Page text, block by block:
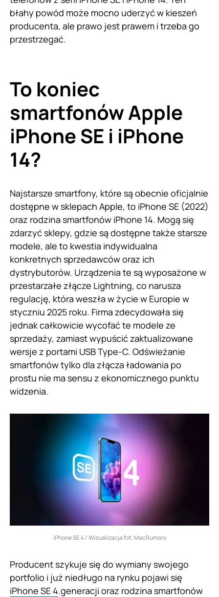
błahy powód może mocno uderzyć w kieszeń
producenta, ale prawo jest prawem i trzeba go
przestrzegać.
To koniec
smartfonów Apple
iPhone SE i iPhone
14?
Najstarsze smartfony, które są obecnie oficjalnie
dostępne w sklepach Apple, to iPhone SE (2022)
oraz rodzina smartfonów iPhone 14. Mogą się
zdarzyć sklepy, gdzie są dostępne także starsze
modele, ale to kwestia indywidualna
konkretnych sprzedawców oraz ich
dystrybutorów. Urządzenia te są wyposażone w
przestarzałe złącze Lightning, co narusza
regulację, która weszła w życie w Europie w
styczniu 2025 roku. Firma zdecydowała się
jednak całkowicie wycofać te modele ze
sprzedaży, zamiast wypuścić zaktualizowane
wersje z portami USB Type-C. Odświeżanie
smartfonów tylko dla złącza ładowania po
prostu nie ma sensu z ekonomicznego punktu
widzenia.
iPhone SE 4 / Wizualizacja fot. MacRumors
Producent szykuje się do wymiany swojego
portfolio i już niedługo na rynku pojawi się
iPhone SE 4.generacji oraz rodzina smartfonów